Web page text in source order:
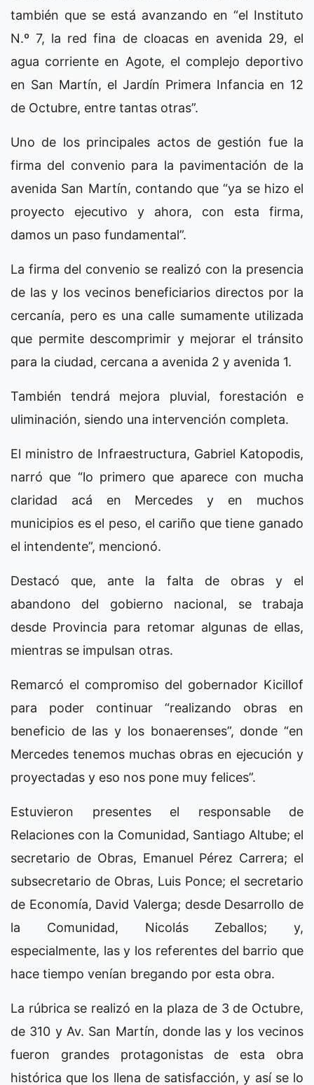
también que se está avanzando en “el Instituto
N.º 7, la red fina de cloacas en avenida 29, el
agua corriente en Agote, el complejo deportivo
en San Martín, el Jardín Primera Infancia en 12
de Octubre, entre tantas otras”.
Uno de los principales actos de gestión fue la
firma del convenio para la pavimentación de la
avenida San Martín, contando que “ya se hizo el
proyecto ejecutivo y ahora, con esta firma,
damos un paso fundamental”.
La firma del convenio se realizó con la presencia
de las y los vecinos beneficiarios directos por la
cercanía, pero es una calle sumamente utilizada
que permite descomprimir y mejorar el tránsito
para la ciudad, cercana a avenida 2 y avenida 1.
También tendrá mejora pluvial, forestación e
uliminación, siendo una intervención completa.
El ministro de Infraestructura, Gabriel Katopodis,
narró que “lo primero que aparece con mucha
claridad acá en Mercedes y en muchos
municipios es el peso, el cariño que tiene ganado
el intendente”, mencionó.
Destacó que, ante la falta de obras y el
abandono del gobierno nacional, se trabaja
desde Provincia para retomar algunas de ellas,
mientras se impulsan otras.
Remarcó el compromiso del gobernador Kicillof
para poder continuar “realizando obras en
beneficio de las y los bonaerenses”, donde “en
Mercedes tenemos muchas obras en ejecución y
proyectadas y eso nos pone muy felices”.
Estuvieron presentes el responsable de
Relaciones con la Comunidad, Santiago Altube; el
secretario de Obras, Emanuel Pérez Carrera; el
subsecretario de Obras, Luis Ponce; el secretario
de Economía, David Valerga; desde Desarrollo de
la Comunidad, Nicolás Zeballos; y,
especialmente, las y los referentes del barrio que
hace tiempo venían bregando por esta obra.
La rúbrica se realizó en la plaza de 3 de Octubre,
de 310 y Av. San Martín, donde las y los vecinos
fueron grandes protagonistas de esta obra
histórica que los llena de satisfacción, y así se lo